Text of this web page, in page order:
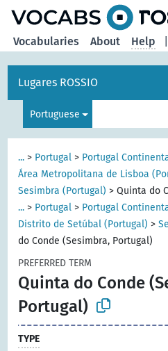
Vocabularies About Help
Lugares ROSSIO
Portuguese
... > Portugal > Portugal
Área Metropolitana de Lisboa
Sesimbra (Portugal) >Quinta do
... > Portugal > Portugal
Distrito de Setúbal (Portugal) >
do Conde (Sesimbra, Portugal)
PREFERRED TERM
Quinta do Conde
Portugal)
TYPE